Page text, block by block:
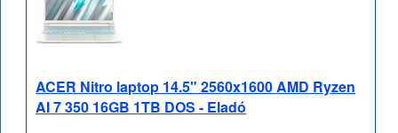
ACER Nitro laptop 14.5" 2560x1600 AMD Ryzen
AI 7 350 16GB 1TB DOS - Eladó